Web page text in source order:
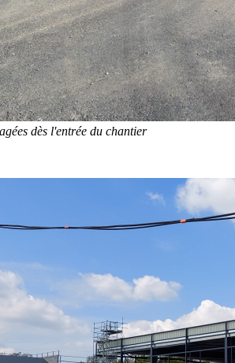
dès l'entrée du chantier